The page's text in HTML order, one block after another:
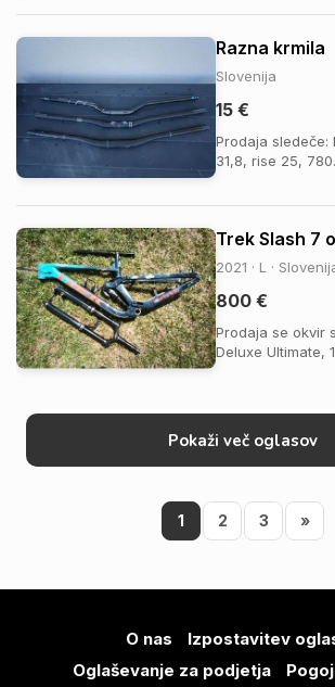
združujejo
absorpcijo vibracij
Razna krmila
Slovenija
15 €
Prodaja sledeče:
31,8, rise 25,
Trek Slash 7
2021 · L ·
800 €
Prodaja se okvir
Deluxe Ultimate,
original na
kompletu. Kolo
da so vse rjave
Pokaži več oglasov
1 2 3 »
O nas
Izpostavitev
Oglaševanje za podjetja